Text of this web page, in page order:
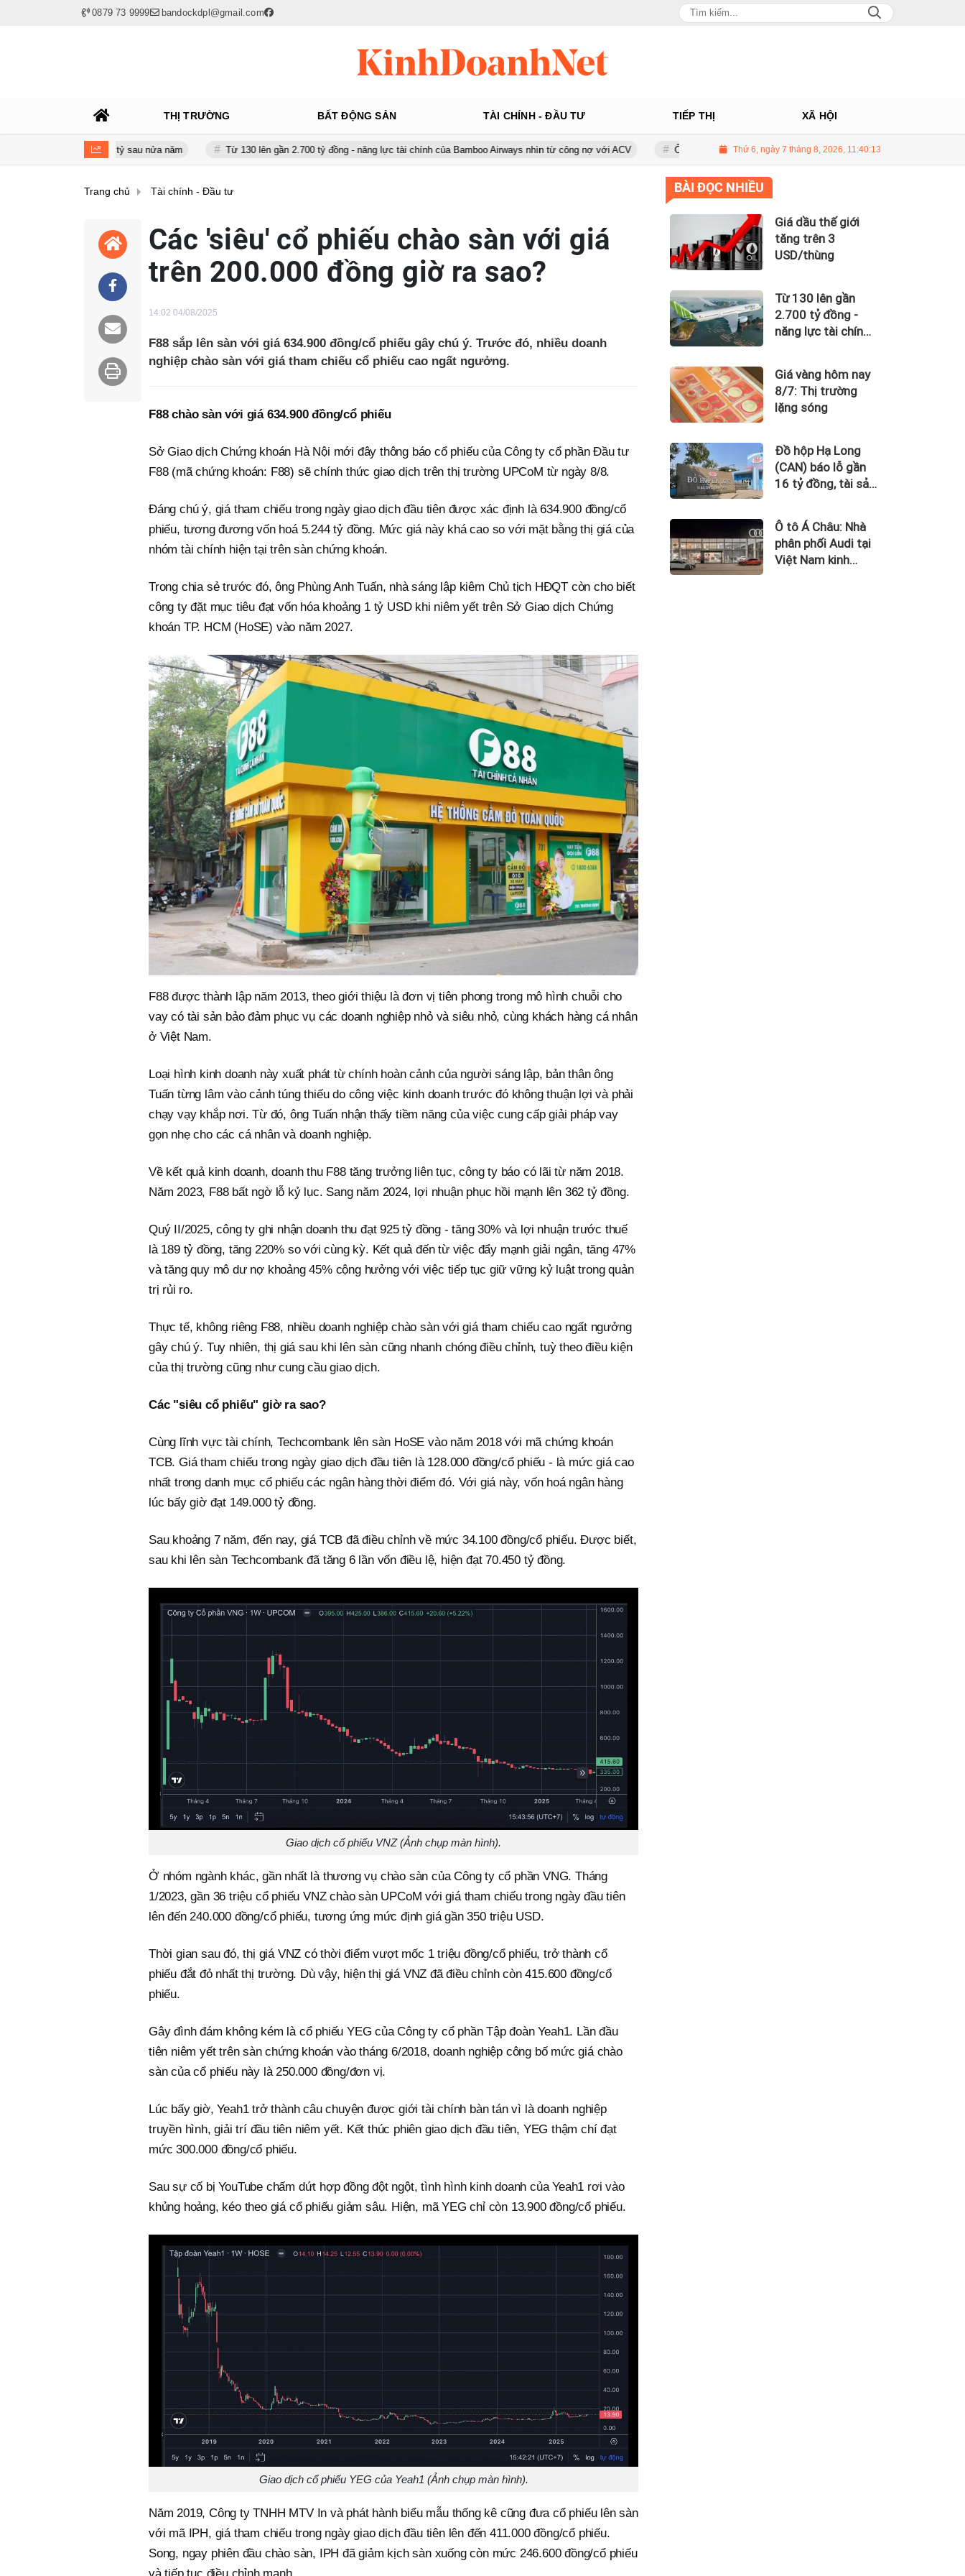
0879 73 9999 bandockdpl@gmail.com
THỊ TRƯỜNG BẤT ĐỘNG SẢN TÀI CHÍNH - ĐẦU TƯ TIẾP THỊ XÃ HỘI
giảm gần 120 tỷ sau nửa năm Từ 130 lên gần 2.700 tỷ đồng - năng lực tài chính của Bamboo Airways nhìn từ công nợ với ACV Ô tô Á Châu: Nhà phân phối Audi tại Việt Nam kinh doanh thua lỗ
Thứ 6, ngày 7 tháng 8, 2026, 11:40:14
Trang chủ Tài chính - Đầu tư
Các 'siêu' cổ phiếu chào sàn với giá
trên 200.000 đồng giờ ra sao?
14:02 04/08/2025
F88 sắp lên sàn với giá 634.900 đồng/cổ phiếu gây chú ý. Trước đó, nhiều doanh
nghiệp chào sàn với giá tham chiếu cổ phiếu cao ngất ngưởng.
F88 chào sàn với giá 634.900 đồng/cổ phiếu
Sở Giao dịch Chứng khoán Hà Nội mới đây thông báo cổ phiếu của Công ty cổ phần Đầu tư
F88 (mã chứng khoán: F88) sẽ chính thức giao dịch trên thị trường UPCoM từ ngày 8/8.
Đáng chú ý, giá tham chiếu trong ngày giao dịch đầu tiên được xác định là 634.900 đồng/cổ
phiếu, tương đương vốn hoá 5.244 tỷ đồng. Mức giá này khá cao so với mặt bằng thị giá của
nhóm tài chính hiện tại trên sàn chứng khoán.
Trong chia sẻ trước đó, ông Phùng Anh Tuấn, nhà sáng lập kiêm Chủ tịch HĐQT còn cho biết
công ty đặt mục tiêu đạt vốn hóa khoảng 1 tỷ USD khi niêm yết trên Sở Giao dịch Chứng
khoán TP. HCM (HoSE) vào năm 2027.
F88 được thành lập năm 2013, theo giới thiệu là đơn vị tiên phong trong mô hình chuỗi cho
vay có tài sản bảo đảm phục vụ các doanh nghiệp nhỏ và siêu nhỏ, cùng khách hàng cá nhân
ở Việt Nam.
Loại hình kinh doanh này xuất phát từ chính hoàn cảnh của người sáng lập, bản thân ông
Tuấn từng lâm vào cảnh túng thiếu do công việc kinh doanh trước đó không thuận lợi và phải
chạy vạy khắp nơi. Từ đó, ông Tuấn nhận thấy tiềm năng của việc cung cấp giải pháp vay
gọn nhẹ cho các cá nhân và doanh nghiệp.
Về kết quả kinh doanh, doanh thu F88 tăng trưởng liên tục, công ty báo có lãi từ năm 2018.
Năm 2023, F88 bất ngờ lỗ kỷ lục. Sang năm 2024, lợi nhuận phục hồi mạnh lên 362 tỷ đồng.
Quý II/2025, công ty ghi nhận doanh thu đạt 925 tỷ đồng - tăng 30% và lợi nhuận trước thuế
là 189 tỷ đồng, tăng 220% so với cùng kỳ. Kết quả đến từ việc đẩy mạnh giải ngân, tăng 47%
và tăng quy mô dư nợ khoảng 45% cộng hưởng với việc tiếp tục giữ vững kỷ luật trong quản
trị rủi ro.
Thực tế, không riêng F88, nhiều doanh nghiệp chào sàn với giá tham chiếu cao ngất ngưởng
gây chú ý. Tuy nhiên, thị giá sau khi lên sàn cũng nhanh chóng điều chỉnh, tuỳ theo điều kiện
của thị trường cũng như cung cầu giao dịch.
Các "siêu cổ phiếu" giờ ra sao?
Cùng lĩnh vực tài chính, Techcombank lên sàn HoSE vào năm 2018 với mã chứng khoán
TCB. Giá tham chiếu trong ngày giao dịch đầu tiên là 128.000 đồng/cổ phiếu - là mức giá cao
nhất trong danh mục cổ phiếu các ngân hàng thời điểm đó. Với giá này, vốn hoá ngân hàng
lúc bấy giờ đạt 149.000 tỷ đồng.
Sau khoảng 7 năm, đến nay, giá TCB đã điều chỉnh về mức 34.100 đồng/cổ phiếu. Được biết,
sau khi lên sàn Techcombank đã tăng 6 lần vốn điều lệ, hiện đạt 70.450 tỷ đồng.
Giao dịch cổ phiếu VNZ (Ảnh chụp màn hình).
Ở nhóm ngành khác, gần nhất là thương vụ chào sàn của Công ty cổ phần VNG. Tháng
1/2023, gần 36 triệu cổ phiếu VNZ chào sàn UPCoM với giá tham chiếu trong ngày đầu tiên
lên đến 240.000 đồng/cổ phiếu, tương ứng mức định giá gần 350 triệu USD.
Thời gian sau đó, thị giá VNZ có thời điểm vượt mốc 1 triệu đồng/cổ phiếu, trở thành cổ
phiếu đắt đỏ nhất thị trường. Dù vậy, hiện thị giá VNZ đã điều chỉnh còn 415.600 đồng/cổ
phiếu.
Gây đình đám không kém là cổ phiếu YEG của Công ty cổ phần Tập đoàn Yeah1. Lần đầu
tiên niêm yết trên sàn chứng khoán vào tháng 6/2018, doanh nghiệp công bố mức giá chào
sàn của cổ phiếu này là 250.000 đồng/đơn vị.
Lúc bấy giờ, Yeah1 trở thành câu chuyện được giới tài chính bàn tán vì là doanh nghiệp
truyền hình, giải trí đầu tiên niêm yết. Kết thúc phiên giao dịch đầu tiên, YEG thậm chí đạt
mức 300.000 đồng/cổ phiếu.
Sau sự cố bị YouTube chấm dứt hợp đồng đột ngột, tình hình kinh doanh của Yeah1 rơi vào
khủng hoảng, kéo theo giá cổ phiếu giảm sâu. Hiện, mã YEG chỉ còn 13.900 đồng/cổ phiếu.
Giao dịch cổ phiếu YEG của Yeah1 (Ảnh chụp màn hình).
Năm 2019, Công ty TNHH MTV In và phát hành biểu mẫu thống kê cũng đưa cổ phiếu lên sàn
với mã IPH, giá tham chiếu trong ngày giao dịch đầu tiên lên đến 411.000 đồng/cổ phiếu.
Song, ngay phiên đầu chào sàn, IPH đã giảm kịch sàn xuống còn mức 246.600 đồng/cổ phiếu
BÀI ĐỌC NHIỀU
Giá dầu thế giới
tăng trên 3
USD/thùng
Từ 130 lên gần
2.700 tỷ đồng -
năng lực tài chính
công nợ với ACV
Giá vàng hôm nay
8/7: Thị trường
lặng sóng
Đồ hộp Hạ Long
(CAN) báo lỗ gần
16 tỷ đồng, tài sản
sau nửa năm
Ô tô Á Châu: Nhà
phân phối Audi tại
Việt Nam kinh